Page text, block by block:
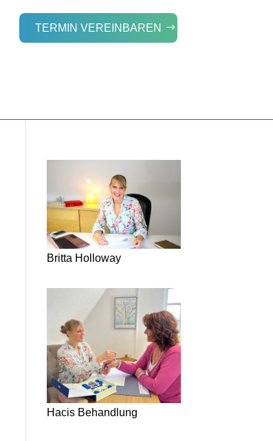
TERMIN VEREINBAREN
Britta Holloway
Hacis Behandlung